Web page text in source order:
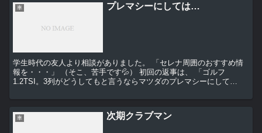
車 プレマシーにしては…
学生時代の友人より相談がありました。 「セレナ周囲のおすすめ情
報を・・・」 （そこ、苦手です💦） 初回の返事は、 「ゴルフ
1.2TSI。3列がどうしてもと言うならマツダのプレマシーにして
車 次期クラブマン